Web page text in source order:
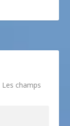
Les champs